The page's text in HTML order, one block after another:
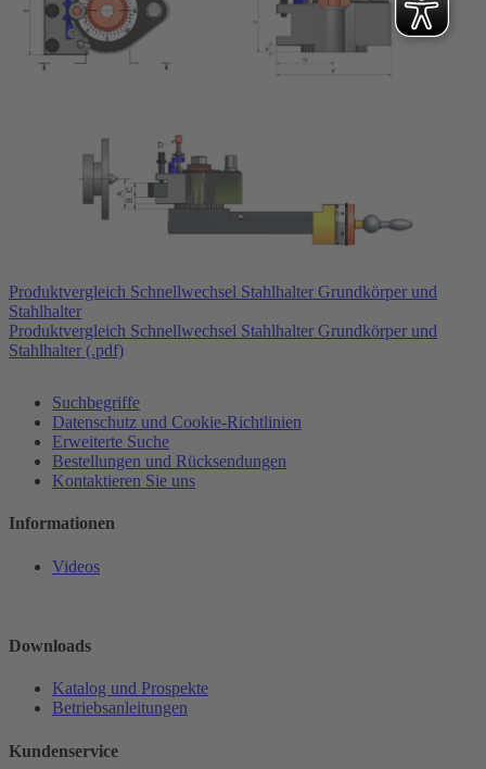
Produktvergleich Schnellwechsel Stahlhalter Grundkörper und
Stahlhalter
Produktvergleich Schnellwechsel Stahlhalter Grundkörper und
Stahlhalter (.pdf)
Suchbegriffe
Datenschutz und Cookie-Richtlinien
Erweiterte Suche
Bestellungen und Rücksendungen
Kontaktieren Sie uns
Informationen
Videos
Downloads
Katalog und Prospekte
Betriebsanleitungen
Kundenservice